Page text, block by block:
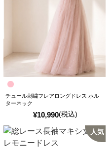
¥10,990(税込)
チュール刺繍フレアロングドレス ホル
ターネック
人気